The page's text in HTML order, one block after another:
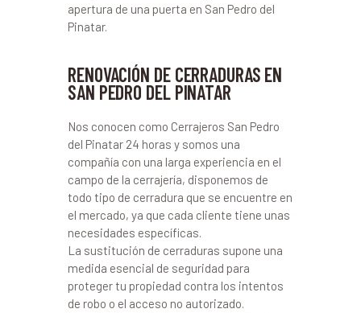
apertura de una puerta en San Pedro del
Pinatar.
RENOVACIÓN DE CERRADURAS EN
SAN PEDRO DEL PINATAR
Nos conocen como Cerrajeros San Pedro
del Pinatar 24 horas y somos una
compañía con una larga experiencia en el
campo de la cerrajería, disponemos de
todo tipo de cerradura que se encuentre en
el mercado, ya que cada cliente tiene unas
necesidades específicas.
La sustitución de cerraduras supone una
medida esencial de seguridad para
proteger tu propiedad contra los intentos
de robo o el acceso no autorizado.